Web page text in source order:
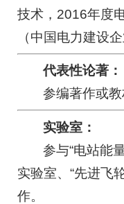
技术，2016年度
（中国电力建设企
代表性论著：
参编著作或教
实验室：
参与“电站能
实验室、“先进飞
作。